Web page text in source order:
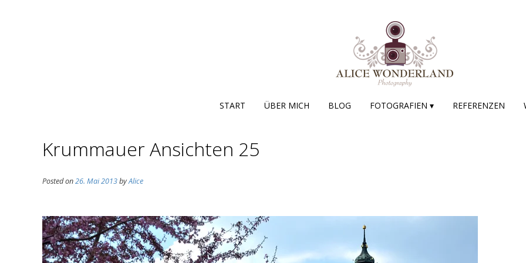
START ÜBER MICH BLOG FOTOGRAFIEN ▾ REFERENZEN
Krummauer Ansichten 25
Posted on26. Mai 2013byAlice